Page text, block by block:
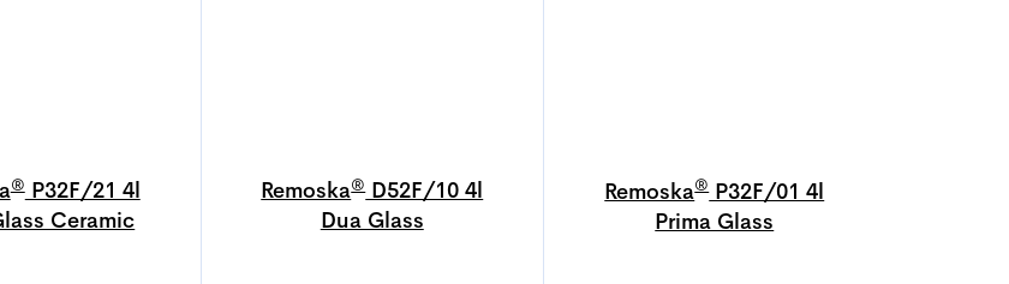
®P32F/21 4l
Ceramic
Remoska®D52F/10 4l
Dua Glass
Remoska®P32F/01 4l
Prima Glass